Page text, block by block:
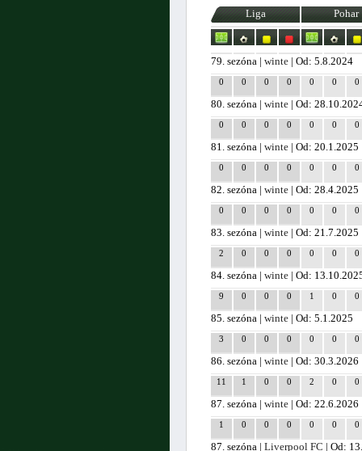
Liga Pohar
79. sezóna |winte | Od: 5.8.2024
0 0 0 0 0 0 0
80. sezóna |winte | Od:
0 0 0 0 0 0 0
81. sezóna |winte | Od: 20.1.2025
0 0 0 0 0 0 0
82. sezóna |winte | Od: 28.4.2025
0 0 0 0 0 0 0
83. sezóna |winte | Od: 21.7.2025
2 0 0 0 0 0 0
84. sezóna |winte | Od:
9 0 0 0 1 0 0
85. sezóna |winte | Od: 5.1.2025
3 0 0 0 0 0 0
86. sezóna |winte | Od: 30.3.2026
11 1 0 0 2 0 0
87. sezóna |winte | Od: 22.6.2026
1 0 0 0 0 0 0
87. sezóna |Liverpool FC | Od: